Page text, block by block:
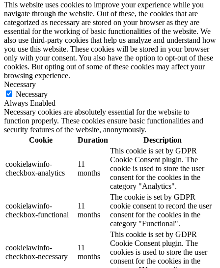
This website uses cookies to improve your experience while you
navigate through the website. Out of these, the cookies that are
categorized as necessary are stored on your browser as they are
essential for the working of basic functionalities of the website. We
also use third-party cookies that help us analyze and understand how
you use this website. These cookies will be stored in your browser
only with your consent. You also have the option to opt-out of these
cookies. But opting out of some of these cookies may affect your
browsing experience.
Necessary
Necessary
Always Enabled
Necessary cookies are absolutely essential for the website to
function properly. These cookies ensure basic functionalities and
security features of the website, anonymously.
Cookie
Duration Description
cookielawinfo-
checkbox-analytics
11
months
This cookie is set by GDPR
Cookie Consent plugin. The
cookie is used to store the user
consent for the cookies in the
category "Analytics".
cookielawinfo-
checkbox-functional
11
months
The cookie is set by GDPR
cookie consent to record the user
consent for the cookies in the
category "Functional".
cookielawinfo-
checkbox-necessary
11
months
This cookie is set by GDPR
Cookie Consent plugin. The
cookies is used to store the user
consent for the cookies in the